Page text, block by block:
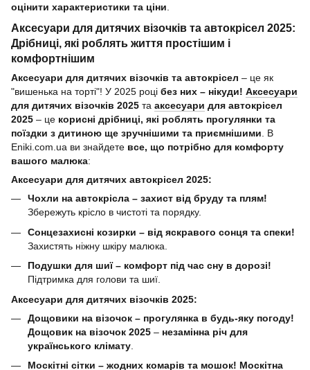
оцінити характеристики та ціни
Аксесуари для дитячих візочків та автокрісел 2025:
Дрібниці, які роблять життя простішим і
комфортнішим
Аксесуари для дитячих візочків та автокрісел – це як
"вишенька на торті"! У 2025 році без них – нікуди! Аксесуари
для дитячих візочків 2025 та аксесуари для автокрісел
2025 – це корисні дрібниці, які роблять прогулянки та
поїздки з дитиною ще зручнішими та приємнішими. В
Eniki.com.ua ви знайдете все, що потрібно для комфорту
вашого малюка:
Аксесуари для дитячих автокрісел 2025:
Чохли на автокрісла – захист від бруду та плям!
Збережуть крісло в чистоті та порядку.
Сонцезахисні козирки – від яскравого сонця та спеки!
Захистять ніжну шкіру малюка.
Подушки для шиї – комфорт під час сну в дорозі!
Підтримка для голови та шиї.
Аксесуари для дитячих візочків 2025:
Дощовики на візочок – прогулянка в будь-яку погоду!
Дощовик на візочок 2025 – незамінна річ для
українського клімату
Москітні сітки – жодних комарів та мошок! Москітна